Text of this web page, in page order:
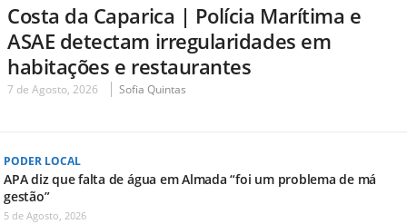
Costa da Caparica | Polícia Marítima e
ASAE detectam irregularidades em
habitações e restaurantes
7 de Agosto, 2026 Sofia Quintas
PODER LOCAL
APA diz que falta de água em Almada “foi um problema de má
gestão”
5 de Agosto, 2026